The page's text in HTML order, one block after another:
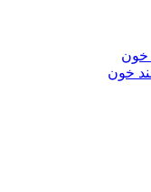
خون
خون